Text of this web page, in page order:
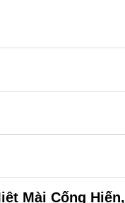
Mài Cống Hiến,